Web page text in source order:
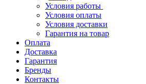
Условия работы
Условия оплаты
Условия доставки
Гарантия на товар
Оплата
Доставка
Гарантия
Бренды
Контакты